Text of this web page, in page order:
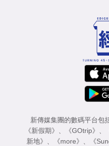
新傳媒集團的數碼平台包
《新假期》 、 《GOtrip》 、
新地》 、 《more》 、 《